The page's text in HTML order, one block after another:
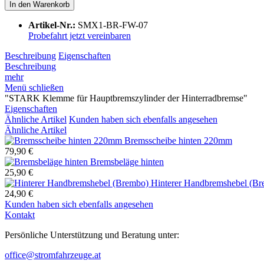
In den Warenkorb
Artikel-Nr.: SMX1-BR-FW-07
Probefahrt jetzt vereinbaren
Beschreibung Eigenschaften
Beschreibung
mehr
Menü schließen
"STARK Klemme für Hauptbremszylinder der Hinterradbremse"
Eigenschaften
Ähnliche Artikel Kunden haben sich ebenfalls angesehen
Ähnliche Artikel
Bremsscheibe hinten 220mm
79,90 €
Bremsbeläge hinten
25,90 €
Hinterer Handbremshebel
24,90 €
Kunden haben sich ebenfalls angesehen
Kontakt
Persönliche Unterstützung und Beratung unter:
office@stromfahrzeuge.at